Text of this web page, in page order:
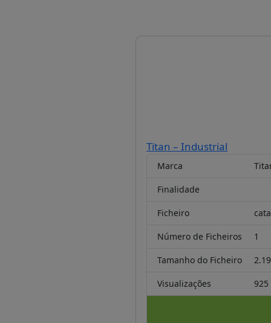
Titan – Industrial
Marca
Finalidade
Ficheiro
Número de Ficheiros 1
Tamanho do Ficheiro
Visualizações 925